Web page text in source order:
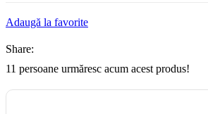
F
PROMO
Adaugă la favorite
Share:
11 persoane urmăresc acum acest produs!